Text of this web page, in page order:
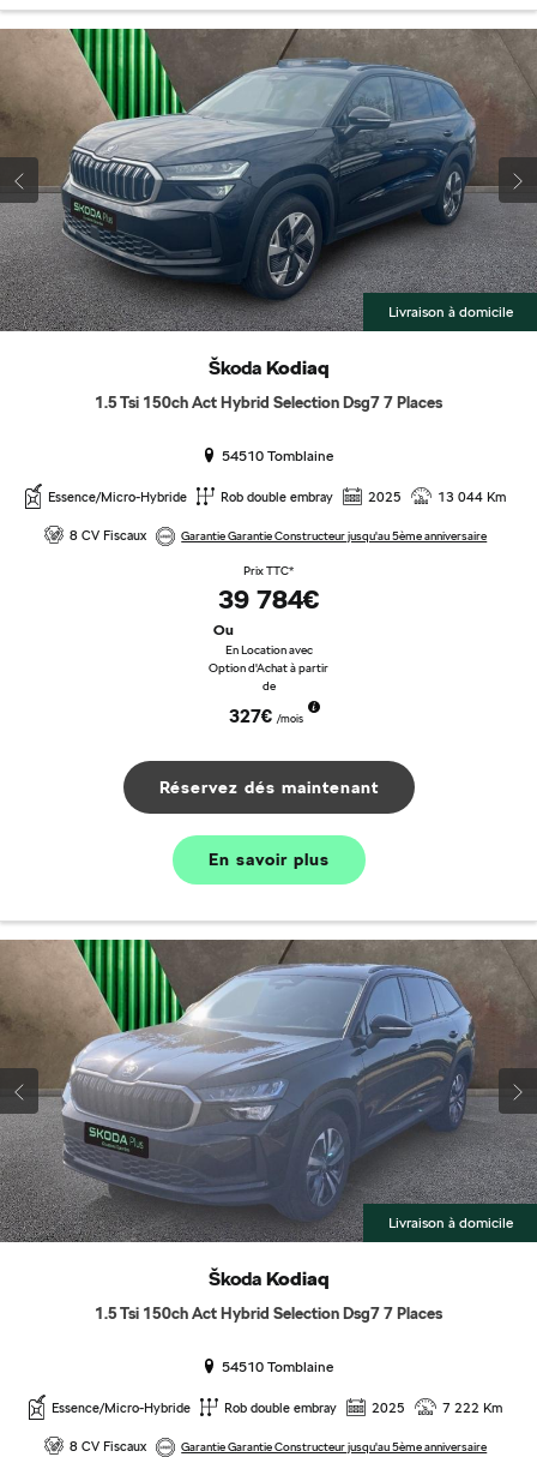
Livraison à domicile
Škoda Kodiaq
1.5 Tsi 150ch Act Hybrid Selection Dsg7 7 Places
54510 Tomblaine
Essence/Micro-Hybride Rob double embray 2025 13 044 Km
8 CV Fiscaux Garantie Garantie Constructeur jusqu'au 5ème anniversaire
Prix TTC*
39 784€
Ou
En Location avec
Option d'Achat à partir
de
327€ /mois
Réservez dés maintenant
En savoir plus
Livraison à domicile
Škoda Kodiaq
1.5 Tsi 150ch Act Hybrid Selection Dsg7 7 Places
54510 Tomblaine
Essence/Micro-Hybride Rob double embray 2025 7 222 Km
8 CV Fiscaux Garantie Garantie Constructeur jusqu'au 5ème anniversaire